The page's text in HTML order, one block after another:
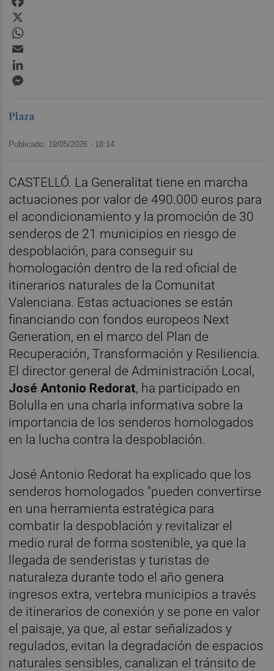
Plaza
Publicado: 19/05/2026 · 18:14
CASTELLÓ. La Generalitat tiene en marcha
actuaciones por valor de 490.000 euros para
el acondicionamiento y la promoción de 30
senderos de 21 municipios en riesgo de
despoblación, para conseguir su
homologación dentro de la red oficial de
itinerarios naturales de la Comunitat
Valenciana. Estas actuaciones se están
financiando con fondos europeos Next
Generation, en el marco del Plan de
Recuperación, Transformación y Resiliencia.
El director general de Administración Local,
José Antonio Redorat, ha participado en
Bolulla en una charla informativa sobre la
importancia de los senderos homologados
en la lucha contra la despoblación.
José Antonio Redorat ha explicado que los
senderos homologados "pueden convertirse
en una herramienta estratégica para
combatir la despoblación y revitalizar el
medio rural de forma sostenible, ya que la
llegada de senderistas y turistas de
naturaleza durante todo el año genera
ingresos extra, vertebra municipios a través
de itinerarios de conexión y se pone en valor
el paisaje, ya que, al estar señalizados y
regulados, evitan la degradación de espacios
naturales sensibles, canalizan el tránsito de